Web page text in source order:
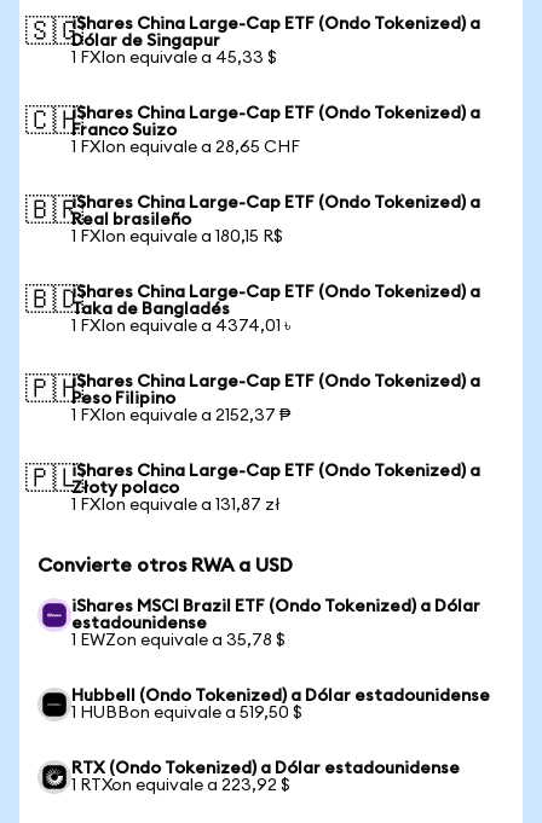
🇸🇬iShares China Large-Cap ETF (Ondo Tokenized) a
Dólar de Singapur
1 FXIon equivale a 45,33 $
🇨🇭iShares China Large-Cap ETF (Ondo Tokenized) a
Franco Suizo
1 FXIon equivale a 28,65 CHF
🇧🇷iShares China Large-Cap ETF (Ondo Tokenized) a
Real brasileño
1 FXIon equivale a 180,15 R$
🇧🇩iShares China Large-Cap ETF (Ondo Tokenized) a
Taka de Bangladés
1 FXIon equivale a 4374,01 ৳
🇵🇭iShares China Large-Cap ETF (Ondo Tokenized) a
Peso Filipino
1 FXIon equivale a 2152,37 ₱
🇵🇱iShares China Large-Cap ETF (Ondo Tokenized) a
Złoty polaco
1 FXIon equivale a 131,87 zł
Convierte otros RWA a USD
iShares MSCI Brazil ETF (Ondo Tokenized) a Dólar
estadounidense
1 EWZon equivale a 35,78 $
Hubbell (Ondo Tokenized) a Dólar estadounidense
1 HUBBon equivale a 519,50 $
RTX (Ondo Tokenized) a Dólar estadounidense
1 RTXon equivale a 223,92 $